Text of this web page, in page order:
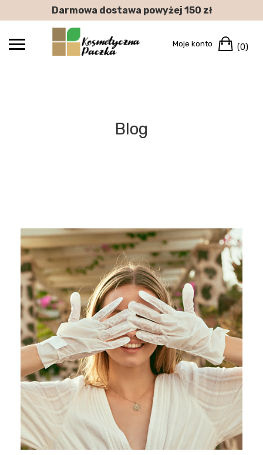
to
Darmowa dostawa powyżej 150 zł
Moje konto (0)
Blog